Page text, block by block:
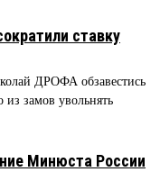
ставку
ДРОФА обзавестись
из замов увольнять
Минюста России